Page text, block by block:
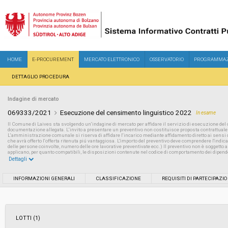
HOME E-PROCUREMENT MERCATO ELETTRONICO OSSERVATORIO
DETTAGLIO PROCEDURA
Indagine di mercato
069333/2021 Esecuzione del censimento linguistico 2022
In esame
Il Comune di Laives sta svolgendo un‘indagine di mercato per affidare il servizio di esecuzione
documentazione allegata. L‘invito a presentare un preventivo non costituisce proposta
L‘amministrazione comunale si riserva di affidare l‘incarico mediante affidamento diretto ai sensi
che avrà offerto l‘offerta ritenuta piú vantaggiosa. L'importo del preventivo deve comprendere
delle persone coinvolte, numero delle ore lavorative preventivate ecc.) Il preventivo non è soggetto
applicano, per quanto compatibili, le disposizioni contenute nel codice di comportamento dei
Svolgimento:
Dettagli
INFORMAZIONI GENERALI CLASSIFICAZIONE REQUISITI DI
LOTTI (1)